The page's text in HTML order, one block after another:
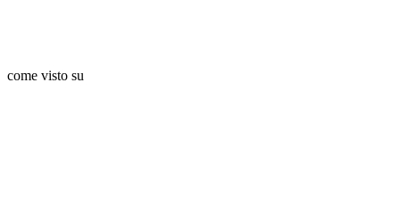
come visto su